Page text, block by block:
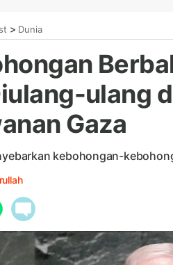
> Dunia
ulang
Gaza
kebohongan-